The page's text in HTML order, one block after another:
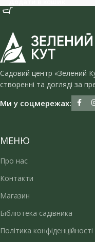
Садовий центр «Зелений
створенні та догляді за
Ми у соцмережах:
МЕНЮ
Про нас
Контакти
Магазин
Бібліотека садівника
Політика конфіденційності